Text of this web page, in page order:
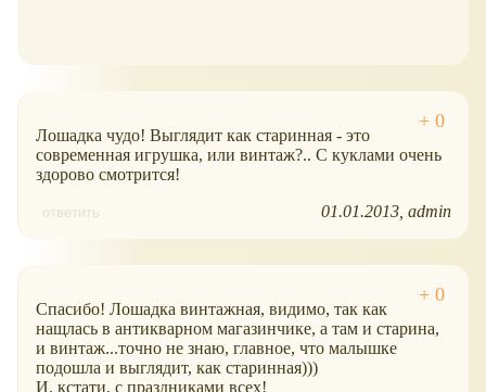
Лошадка чудо! Выглядит как старинная - это
современная игрушка, или винтаж?.. С куклами очень
здорово смотрится!
ответить 01.01.2013 admin
Спасибо! Лошадка винтажная, видимо, так как
нащлась в антикварном магазинчике, а там и старина,
и винтаж...точно не знаю, главное, что малышке
подошла и выглядит, как старинная)))
И, кстати, с праздниками всех!